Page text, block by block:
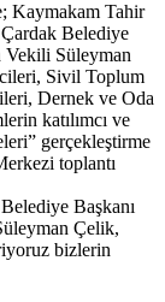
Kaymakam Tahir
Belediye
Vekili Süleyman
Sivil Toplum
Dernek ve Oda
katılımcı ve
gerçekleştirme
toplantı
Başkanı
Çelik,
bizlerin